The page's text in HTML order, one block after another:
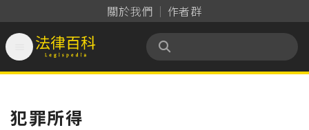
關於我們 作者群
法律百科 Legispedia
犯罪所得